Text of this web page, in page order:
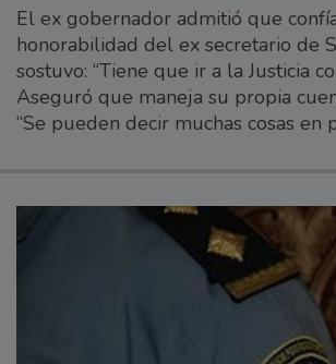
El ex gobernador admitió que
honorabilidad del ex secretario de
sostuvo: “Tiene que ir a la Justicia
Aseguró que maneja su propia
“Se pueden decir muchas cosas en